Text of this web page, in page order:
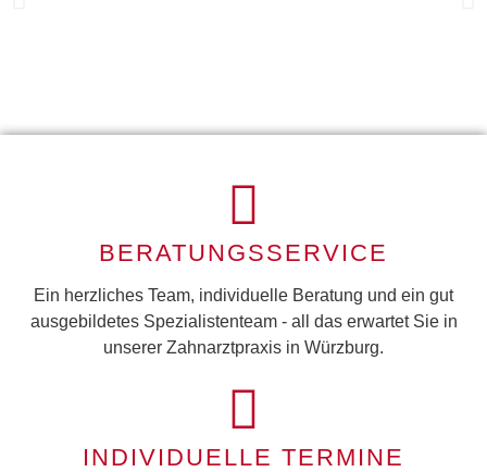
IMPLANTOLOGIE
Mehr
Erfahren
BERATUNGSSERVICE
Ein herzliches Team, individuelle Beratung und ein gut
ausgebildetes Spezialistenteam - all das erwartet Sie in
unserer Zahnarztpraxis in Würzburg.
INDIVIDUELLE TERMINE